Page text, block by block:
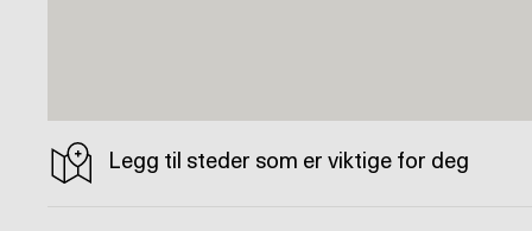
Legg til steder som er viktige for deg